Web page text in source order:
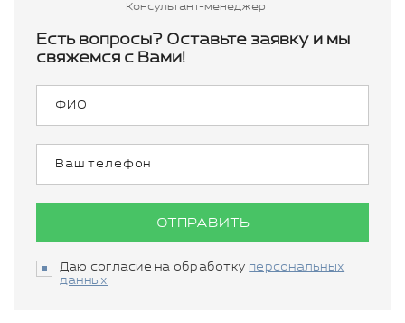
Консультант-менеджер
Есть вопросы? Оставьте заявку и мы
свяжемся с Вами!
ОТПРАВИТЬ
Даю согласие на обработку персональных
данных